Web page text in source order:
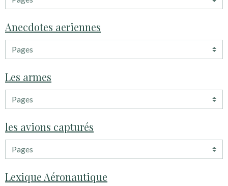
Anecdotes aeriennes
Les armes
les avions capturés
Lexique Aéronautique